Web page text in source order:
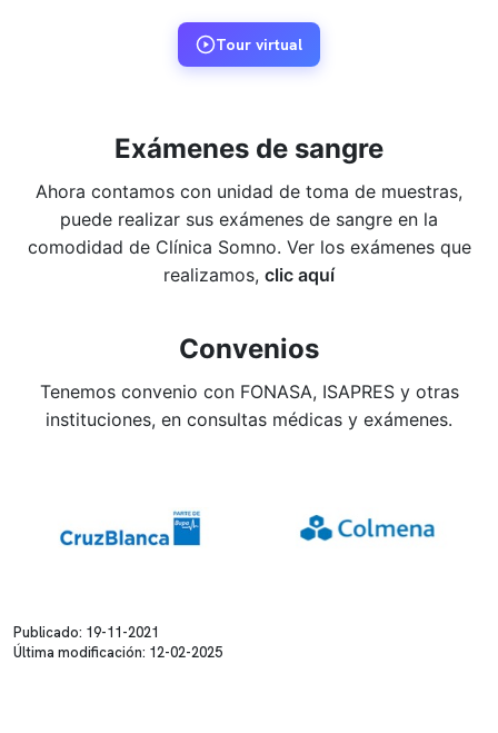
Tour virtual
Exámenes de sangre
Ahora contamos con unidad de toma de muestras,
puede realizar sus exámenes de sangre en la
comodidad de Clínica Somno. Ver los exámenes que
realizamos, clic aquí
Convenios
Tenemos convenio con FONASA, ISAPRES y otras
instituciones, en consultas médicas y exámenes.
Publicado: 19-11-2021
Última modificación: 12-02-2025